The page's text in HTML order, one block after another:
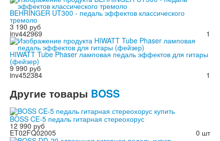
BEHRINGER UT300 - педаль эффектов классического
тремоло
3 190 руб
1
inv442969
HIWATT Tube Phaser ламповая педаль эффектов для гитары
(фейзер)
9 990 руб
1
inv452384
Другие товары BOSS
BOSS CE-5 педаль гитарная стереохорус
12 990 руб
0 шт
ET02FQ02005